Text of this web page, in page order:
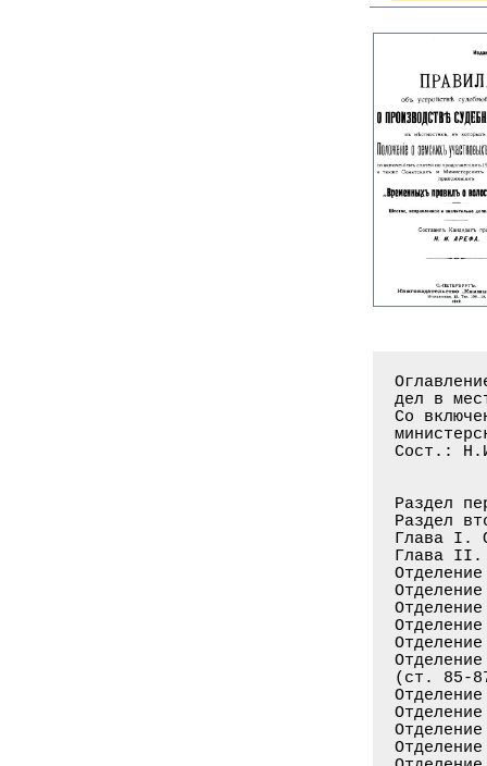
дел в
Со
Сост.:
Раздел
Раздел
Глава
Глава II.
(ст.